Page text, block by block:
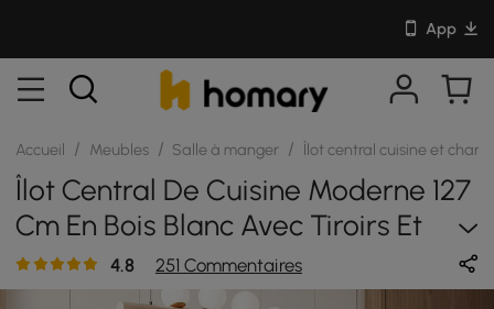
App
Accueil / Meubles / Salle à manger / Îlot central cuisine et
Îlot Central De Cuisine Moderne 127
Cm En Bois Blanc Avec Tiroirs Et
Placards
4.8 251 Commentaires